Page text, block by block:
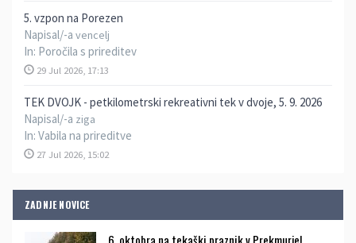
5. vzpon na Porezen
Napisal/-a vencelj
In: Poročila s prireditev
29 Jul 2026, 17:13
TEK DVOJK - petkilometrski rekreativni tek v dvoje, 5. 9. 2026
Napisal/-a ziga
In: Vabila na prireditve
27 Jul 2026, 15:02
ZADNJE NOVICE